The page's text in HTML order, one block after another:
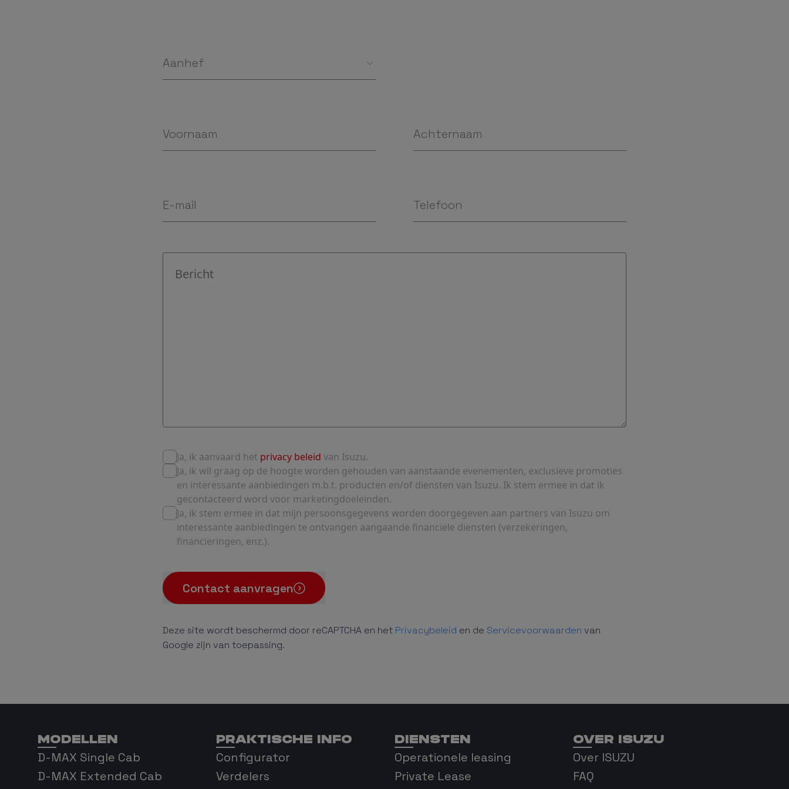
Aanhef
Ja, ik aanvaard het privacy beleid van Isuzu.
Ja, ik wil graag op de hoogte worden gehouden van aanstaande evenementen, exclusieve promoties
en interessante aanbiedingen m.b.t. producten en/of diensten van Isuzu. Ik stem ermee in dat ik
gecontacteerd word voor marketingdoeleinden.
Ja, ik stem ermee in dat mijn persoonsgegevens worden doorgegeven aan partners van Isuzu om
interessante aanbiedingen te ontvangen aangaande financiële diensten (verzekeringen,
financieringen, enz.).
Contact aanvragen
Deze site wordt beschermd door reCAPTCHA en het Privacybeleid en de Servicevoorwaarden van
Google zijn van toepassing.
MODELLEN
D-MAX Single Cab
D-MAX Extended Cab
PRAKTISCHE INFO
Configurator
Verdelers
DIENSTEN
Operationele leasing
Private Lease
OVER ISUZU
Over ISUZU
FAQ